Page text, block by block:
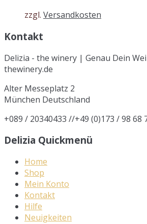
zzgl. Versandkosten
Kontakt
Delizia - the winery | Genau Dein
thewinery.de
Alter Messeplatz 2
München Deutschland
+089 / 20340433 //+49 (0)173 / 98 68
Delizia Quickmenü
Home
Shop
Mein Konto
Kontakt
Hilfe
Neuigkeiten